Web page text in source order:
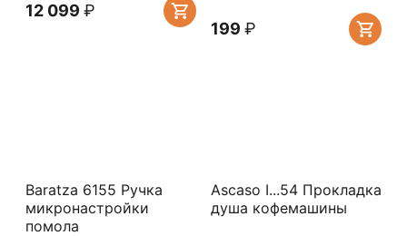
12 099 ₽
‍199‍ ₽
Baratza 6155 Ручка
микронастройки
помола
Ascaso I...54 Прокладка
душа кофемашины